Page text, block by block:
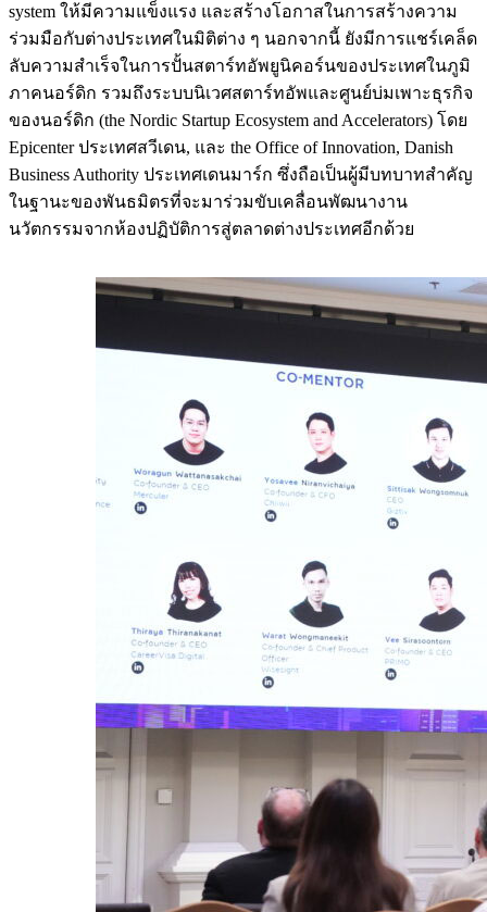
system ให้มีความแข็งแรง และสร้างโอกาสในการสร้างความ
ร่วมมือกับต่างประเทศในมิติต่าง ๆ นอกจากนี้ ยังมีการแชร์เคล็ด
ลับความสำเร็จในการปั้นสตาร์ทอัพยูนิคอร์นของประเทศในภูมิ
ภาคนอร์ดิก รวมถึงระบบนิเวศสตาร์ทอัพและศูนย์บ่มเพาะธุรกิจ
ของนอร์ดิก (the Nordic Startup Ecosystem and Accelerators) โดย
Epicenter ประเทศสวีเดน, และ the Office of Innovation, Danish
Business Authority ประเทศเดนมาร์ก ซึ่งถือเป็นผู้มีบทบาทสำคัญ
ในฐานะของพันธมิตรที่จะมาร่วมขับเคลื่อนพัฒนางาน
นวัตกรรมจากห้องปฏิบัติการสู่ตลาดต่างประเทศอีกด้วย